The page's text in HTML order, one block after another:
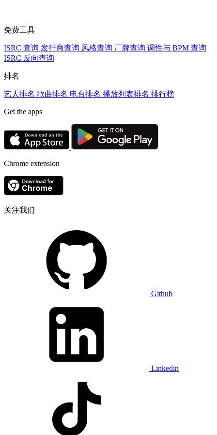
免费工具
ISRC 查询 发行商查询 风格查询 厂牌查询 调性与 BPM 查询
ISRC 反向查询
排名
艺人排名 歌曲排名 电台排名 播放列表排名 排行榜
Get the apps
Chrome extension
关注我们
Github
Linkedin